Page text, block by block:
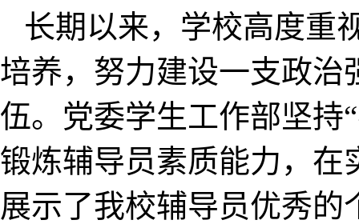
长期以来，学校高度重
培养，努力建设一支政治
伍。党委学生工作部坚持
锻炼辅导员素质能力，在
展示了我校辅导员优秀